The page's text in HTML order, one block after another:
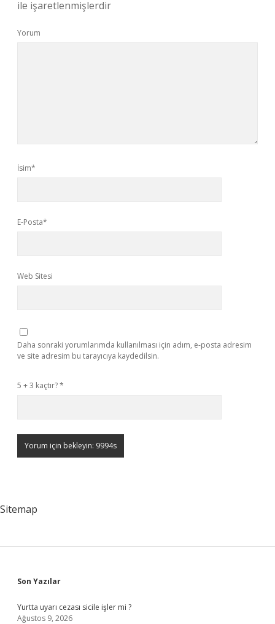
ile işaretlenmişlerdir
Yorum
İsim*
E-Posta*
Web Sitesi
Daha sonraki yorumlarımda kullanılması için adım, e-posta adresim
ve site adresim bu tarayıcıya kaydedilsin.
5 + 3 kaçtır?*
Sitemap
Sidebar
Son Yazılar
Yurtta uyarı cezası sicile işler mi ?
Ağustos 9, 2026